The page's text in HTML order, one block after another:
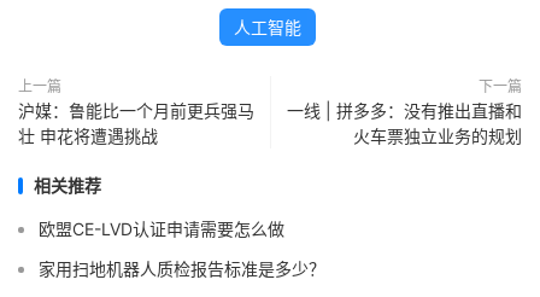
人工智能
上一篇
沪媒：鲁能比一个月前更兵强马
壮 申花将遭遇挑战
下一篇
一线 | 拼多多：没有推出直播和
火车票独立业务的规划
相关推荐
欧盟CE-LVD认证申请需要怎么做
家用扫地机器人质检报告标准是多少？